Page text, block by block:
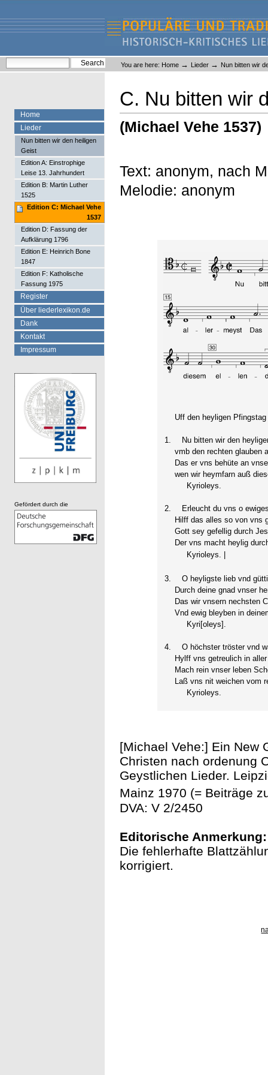
content.
navigation
Liederlexikon
Personal
tools
You are here: Home → Lieder → Nun bitten wir
C. Nu bitten wir
(Michael Vehe 1537)
Text: anonym, nach
Melodie: anonym
Uff den
1.
Nu bitten wir den
vmb den rechten glauben
Das er vns behüte an
wen wir heymfarn auß
Kyrioleys.
2.
Erleucht du vns o
Hilff das alles so von vns
Gott sey gefellig durch
Der vns macht heylig
Kyrioleys. |
3.
O heyligste lieb vnd
Durch deine gnad vnser
Das wir vnsern nechsten
Vnd ewig bleyben in
Kyri[oleys].
4.
O höchster tröster vnd
Hylff vns getreulich in
Mach rein vnser leben
Laß vns nit weichen vom
Kyrioleys.
[Michael Vehe:] Ein New
Christen nach ordenung
Geystlichen Lieder.
Mainz 1970 (= Beiträge
DVA: V 2/2450
Editorische Anmerkung:
Die fehlerhafte
korrigiert.
Home
Lieder
Nun bitten wir den heiligen
Geist
Edition A: Einstrophige
Leise 13. Jahrhundert
Edition B: Martin Luther
1525
Edition C: Michael Vehe
1537
Edition D: Fassung der
Aufklärung 1796
Edition E: Heinrich Bone
1847
Edition F: Katholische
Fassung 1975
Register
Über liederlexikon.de
Dank
Kontakt
Impressum
Gefördert durch die